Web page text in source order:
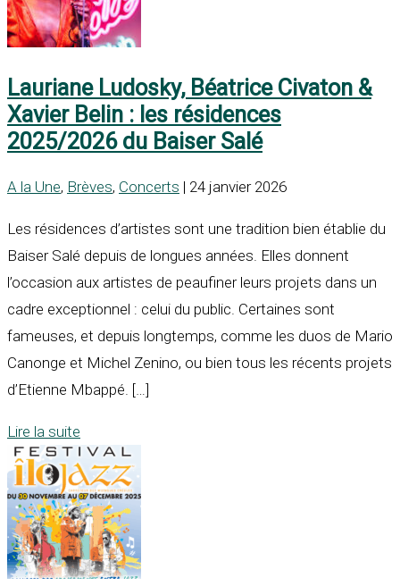
Lauriane Ludosky, Béatrice Civaton &
Xavier Belin : les résidences
2025/2026 du Baiser Salé
A la Une, Brèves, Concerts | 24 janvier 2026
Les résidences d’artistes sont une tradition bien établie du
Baiser Salé depuis de longues années. Elles donnent
l’occasion aux artistes de peaufiner leurs projets dans un
cadre exceptionnel : celui du public. Certaines sont
fameuses, et depuis longtemps, comme les duos de Mario
Canonge et Michel Zenino, ou bien tous les récents projets
d’Etienne Mbappé. […]
Lire la suite